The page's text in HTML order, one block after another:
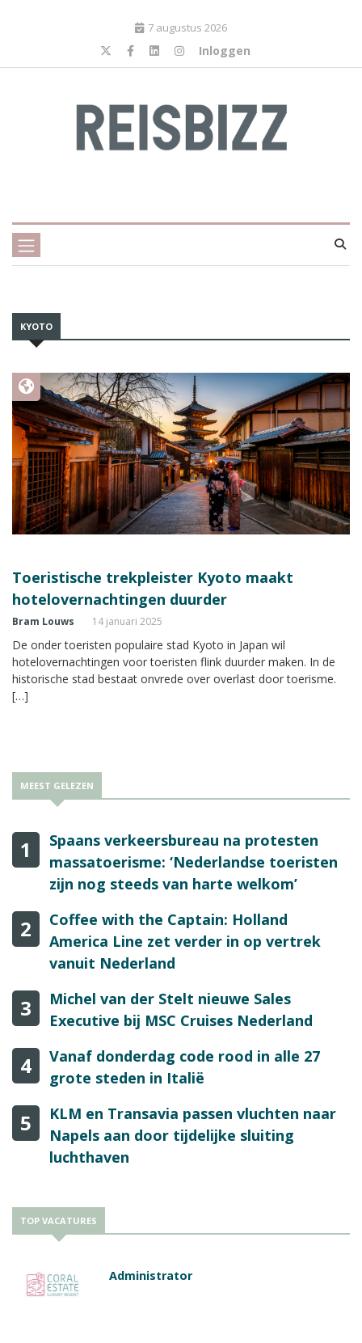
7 augustus 2026
Inloggen
KYOTO
Toeristische trekpleister Kyoto maakt
hotelovernachtingen duurder
Bram Louws 14 januari 2025
De onder toeristen populaire stad Kyoto in Japan wil
hotelovernachtingen voor toeristen flink duurder maken. In de
historische stad bestaat onvrede over overlast door toerisme.
[…]
MEEST GELEZEN
1
Spaans verkeersbureau na protesten
massatoerisme: ‘Nederlandse toeristen
zijn nog steeds van harte welkom’
2
Coffee with the Captain: Holland
America Line zet verder in op vertrek
vanuit Nederland
3
Michel van der Stelt nieuwe Sales
Executive bij MSC Cruises Nederland
4
Vanaf donderdag code rood in alle 27
grote steden in Italië
5
KLM en Transavia passen vluchten naar
Napels aan door tijdelijke sluiting
luchthaven
TOP VACATURES
Administrator